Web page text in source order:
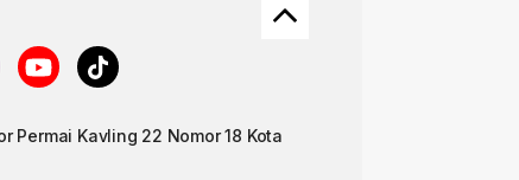
Permai Kavling 22 Nomor 18 Kota